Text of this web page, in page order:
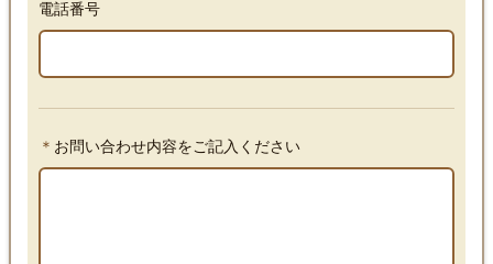
電話番号
＊ お問い合わせ内容をご記入ください